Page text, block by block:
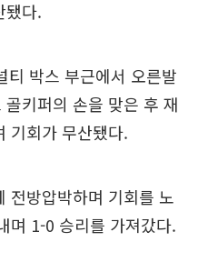
됐다.
티 박스 부근에서 오른발
키퍼의 손을 맞은 후 재
기회가 무산됐다.
전방압박하며 기회를 노
며 1-0 승리를 가져갔다.